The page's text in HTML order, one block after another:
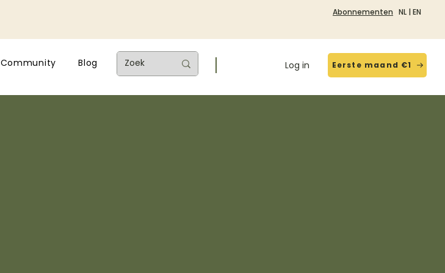
Abonnementen NL | EN
Community Blog Log in Eerste maand €1